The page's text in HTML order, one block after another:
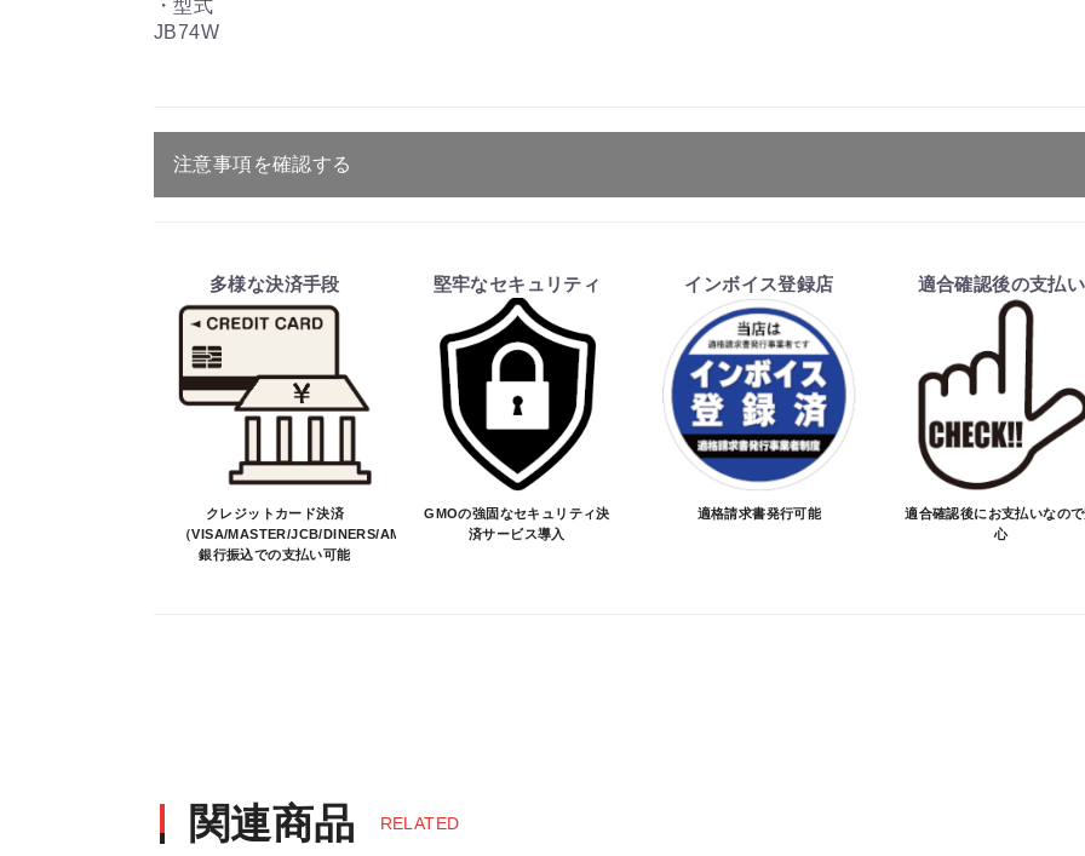
お買物を続ける カートへ進む
・型式
JB74W
注意事項を確認する
・ご注文受付後、メーカーに適合確認を行い、商品の価格・送料及び納期の正式なご連絡をしてか
そのため、ご注文後に適合確認を行い、適合しない場合はキャンセル可能です。
※商品はメーカー品のため予告無く価格が変わる場合があります。
※商品は予告無く生産及び販売不可となる場合があります。
・ご注文前の納期のお問い合わせは、ご注文時と納期が異なるトラブルが発生致しますのでお受け
納期を知りたい場合は、一旦ご注文のお手続きをお願い致します。
決済について
・ご注文後にメーカー確認を行い、商品が愛車に合うことを確認してから決済となります。
・決済後の正式注文後のキャンセルや変更は不可となりますので、商品やカラー等、お間違い無い
商品名や説明等でご確認ください。
多様な決済手段
クレジットカード決済
（VISA/MASTER/JCB/DINERS/AMEX）、
銀行振込での支払い可能
堅牢なセキュリティ
GMOの強固なセキュリティ決
済サービス導入
インボイス登録店
適格請求書発行可能
適合確認後の支払い
適合確認後にお支払いなの
心
関連商品 RELATED